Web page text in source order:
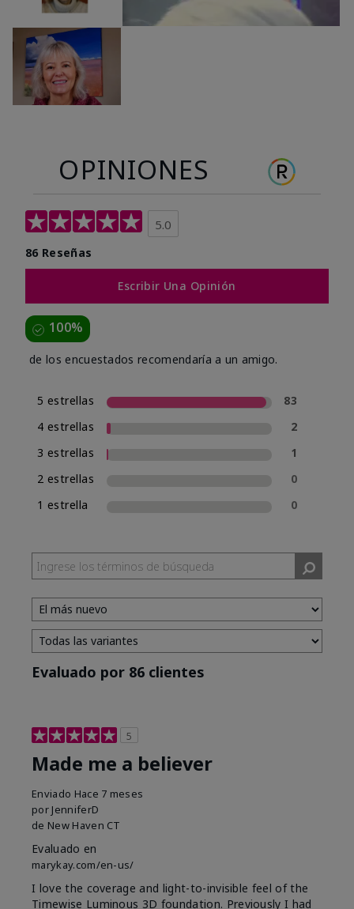
OPINIONES
5.0
86 Reseñas
Escribir Una Opinión
100%
de los encuestados recomendaría a un amigo.
5 estrellas
83
4 estrellas
2
3 estrellas
1
2 estrellas
0
1 estrella
0
Evaluado por 86 clientes
5
Made me a believer
Enviado Hace 7 meses
por JenniferD
de New Haven CT
Evaluado en
marykay.com/en-us/
I love the coverage and light-to-invisible feel of the
Timewise Luminous 3D foundation. Previously I had